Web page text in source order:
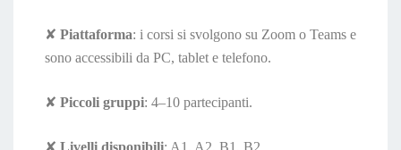
✘ Piattaforma: i corsi si svolgono su Zoom o Teams e
sono accessibili da PC, tablet e telefono.
✘ Piccoli gruppi: 4–10 partecipanti.
Livelli disponibili: A1, A2, B1, B2